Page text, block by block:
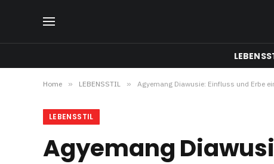
Home » LEBENSSTIL » Agyemang Diawusie: Einfluss und Erbe
LEBENSSTIL
Agyemang